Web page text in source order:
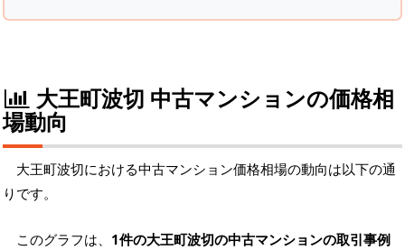
大王町波切 中古マンションの価格相
場動向
大王町波切における中古マンション価格相場の動向は以下の通
りです。
このグラフは、 1件の大王町波切の中古マンションの取引事例